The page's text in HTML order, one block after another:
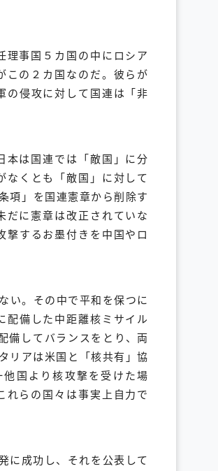
理事国５カ国の中にロシア
この２カ国なのだ。彼らが
の侵攻に対して国連は「非
本は国連では「敵国」に分
なくとも「敵国」に対して
項」を国連憲章から削除す
だに憲章は改正されていな
撃するお墨付きを中国やロ
い。その中で平和を保つに
配備した中距離核ミサイル
備してバランスをとり、両
リアは米国と「核共有」協
国より核攻撃を受けた場
れらの国々は事実上自力で
に成功し、それを公表して